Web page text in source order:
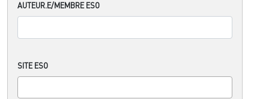
AUTEUR.E/MEMBRE ESO
SITE ESO